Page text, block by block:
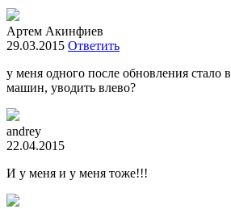
Артем Акинфиев
29.03.2015 Ответить
у меня одного после обновления стало
машин, уводить влево?
andrey
22.04.2015
И у меня и у меня тоже!!!